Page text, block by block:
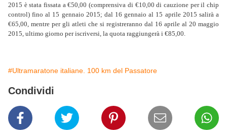
2015 è stata fissata a €50,00 (comprensiva di €10,00 di cauzione per il chip
control) fino al 15 gennaio 2015; dal 16 gennaio al 15 aprile 2015 salirà a
€65,00, mentre per gli atleti che si registreranno dal 16 aprile al 20 maggio
2015, ultimo giorno per iscriversi, la quota raggiungerà i €85,00.
#Ultramaratone italiane. 100 km del Passatore
Condividi